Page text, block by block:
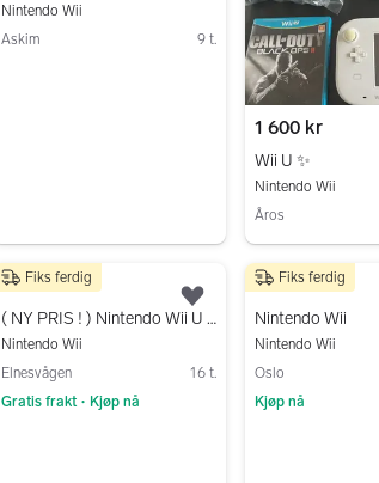
Nintendo Wii
Askim
9 t.
1 600 kr
Wii U ✨
Nintendo Wii
Åros
599 kr
( NY PRIS ! ) Nintendo Wii U konsollpakke
Nintendo Wii
Elnesvågen
16 t.
Gratis frakt • Kjøp nå
Fiks ferdig
Legg til som favoritt.
400 kr
Nintendo Wii
Nintendo Wii
Oslo
Kjøp nå
Fiks ferdig